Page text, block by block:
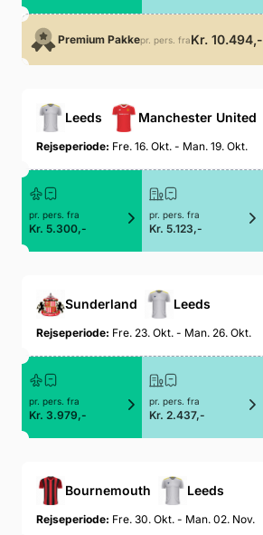
Premium Pakkepr. pers. fraKr. 10.494,-
Leeds Manchester United
Rejseperiode: Fre. 16. Okt. - Man. 19. Okt.
pr. pers. fra
Kr. 5.300,-
pr. pers. fra
Kr. 5.123,-
Sunderland Leeds
Rejseperiode: Fre. 23. Okt. - Man. 26. Okt.
pr. pers. fra
Kr. 3.979,-
pr. pers. fra
Kr. 2.437,-
Bournemouth Leeds
Rejseperiode: Fre. 30. Okt. - Man. 02. Nov.